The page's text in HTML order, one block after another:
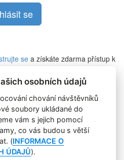
se a získáte zdarma přístup k
jste heslo?
s.r.o. Plné znění licenčních
osobních údajů
chování návštěvníků
soubory ukládané do
vám s jejich pomocí
co vás budou s větší
(INFORMACE O
ÚDAJŮ).